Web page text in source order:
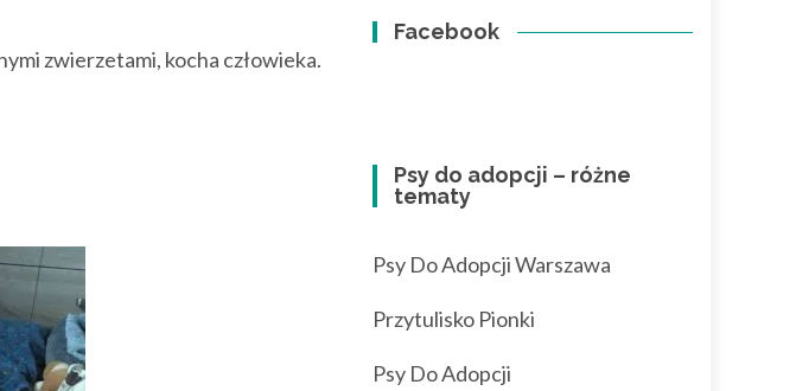
zwierzetami, kocha człowieka.
Facebook
Psy do adopcji – różne
tematy
Psy Do Adopcji Warszawa
Przytulisko Pionki
Psy Do Adopcji